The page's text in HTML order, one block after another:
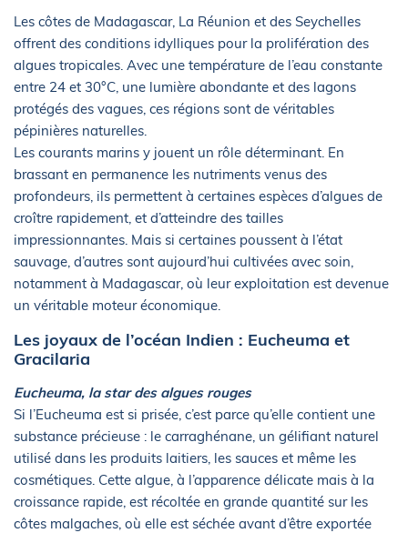
Les côtes de Madagascar, La Réunion et des Seychelles
offrent des conditions idylliques pour la prolifération des
algues tropicales. Avec une température de l’eau constante
entre 24 et 30°C, une lumière abondante et des lagons
protégés des vagues, ces régions sont de véritables
pépinières naturelles.
Les courants marins y jouent un rôle déterminant. En
brassant en permanence les nutriments venus des
profondeurs, ils permettent à certaines espèces d’algues de
croître rapidement, et d’atteindre des tailles
impressionnantes. Mais si certaines poussent à l’état
sauvage, d’autres sont aujourd’hui cultivées avec soin,
notamment à Madagascar, où leur exploitation est devenue
un véritable moteur économique.
Les joyaux de l’océan Indien : Eucheuma et
Gracilaria
Eucheuma, la star des algues rouges
Si l’Eucheuma est si prisée, c’est parce qu’elle contient une
substance précieuse : le carraghénane, un gélifiant naturel
utilisé dans les produits laitiers, les sauces et même les
cosmétiques. Cette algue, à l’apparence délicate mais à la
croissance rapide, est récoltée en grande quantité sur les
côtes malgaches, où elle est séchée avant d’être exportée